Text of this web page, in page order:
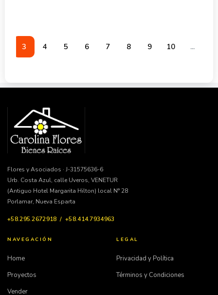
3 4 5 6 7 8 9 10 ...
Flores y Asociados · J-31575636-6
Urb. Costa Azul, calle Uveros, VENETUR
(Antiguo Hotel Margarita Hilton) local N° 28
Porlamar, Nueva Esparta
+58.295.2672918 / +58.414.7934963
NAVEGACIÓN
Home
Proyectos
Vender
LEGAL
Privacidad y Política
Términos y Condiciones